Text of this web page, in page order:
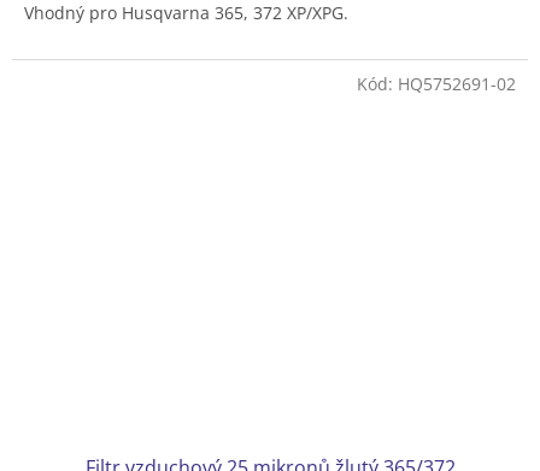
Vhodný pro Husqvarna 365, 372 XP/XPG.
Kód: HQ5752691-02